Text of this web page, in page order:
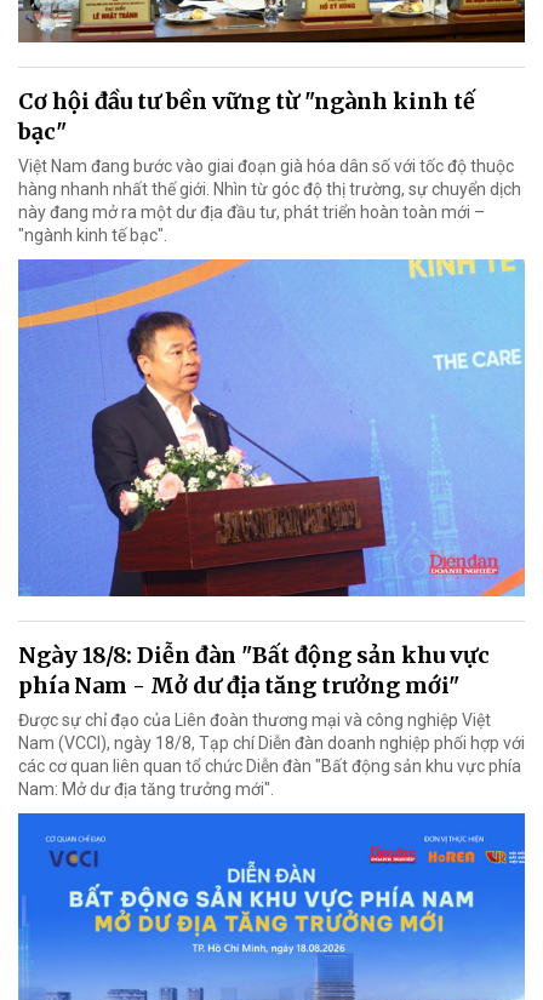
Cơ hội đầu tư bền vững từ "ngành kinh tế
bạc"
Việt Nam đang bước vào giai đoạn già hóa dân số với tốc độ thuộc
hàng nhanh nhất thế giới. Nhìn từ góc độ thị trường, sự chuyển dịch
này đang mở ra một dư địa đầu tư, phát triển hoàn toàn mới –
"ngành kinh tế bạc".
Ngày 18/8: Diễn đàn "Bất động sản khu vực
phía Nam - Mở dư địa tăng trưởng mới"
Được sự chỉ đạo của Liên đoàn thương mại và công nghiệp Việt
Nam (VCCI), ngày 18/8, Tạp chí Diễn đàn doanh nghiệp phối hợp với
các cơ quan liên quan tổ chức Diễn đàn "Bất động sản khu vực phía
Nam: Mở dư địa tăng trưởng mới".